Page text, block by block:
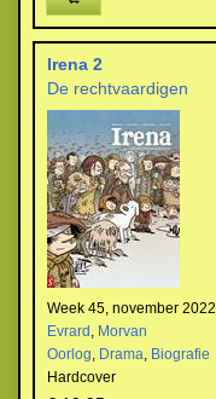
Irena 2
De rechtvaardigen
Week 45, november 2022
Evrard , Morvan
Oorlog, Drama, Biografie
Hardcover